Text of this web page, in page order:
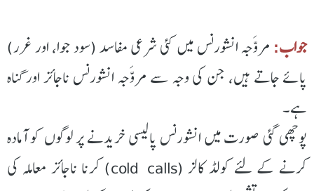
جواب: مروَّجہ انشورنس میں کئی شرعی مفاسد (سود جوا، اور غرر)
پائے جاتے ہیں، جن کی وجہ سے مروَّجہ انشورنس ناجائز اور گناہ
ہے۔
پوچھی گئی صورت میں انشورنس پالیسی خریدنے پر لوگوں کو آمادہ
کرنے کے لئے کولڈ کالز (cold calls) کرنا ناجائز معاملہ کی